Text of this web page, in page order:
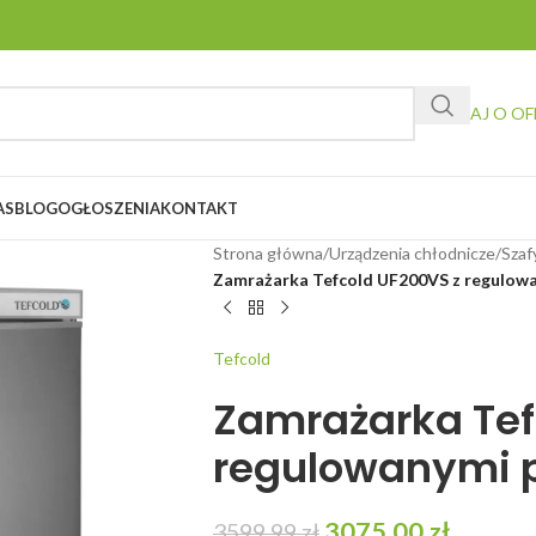
ZAPYTAJ O
BLOGOGŁOSZENIAKONTAKT
Strona główna/Urządzenia chłodnicze/
Zamrażarka Tefcold UF200VS z
Tefcold
Zamrażarka
regulowanymi